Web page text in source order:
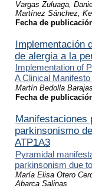
Vargas Zuluaga,
Martínez Sánchez,
Fecha de
Implementación
de alergia a la
Implementation of
A Clinical
Martín Bedolla
Fecha de
Manifestaciones
parkinsonismo
ATP1A3
Pyramidal
parkinsonism due
María Elisa Otero
Abarca Salinas